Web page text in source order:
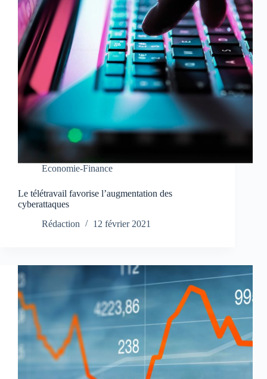
Economie-Finance
Le télétravail favorise l’augmentation des
cyberattaques
Rédaction
12 février 2021